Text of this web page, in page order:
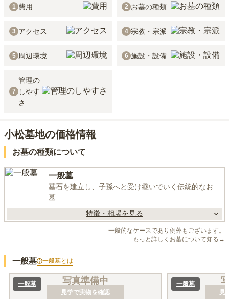
1 費用 2 お墓の種類
3 アクセス 4 宗教・宗派
5 周辺環境 6 施設・設備
7
管理の
しやす
さ
小松墓地の価格情報
お墓の種類について
一般墓
墓石を建立し、子孫へと受け継いでいく伝統的なお
墓
特徴・相場を見る
一般的なケースであり例外もございます。
もっと詳しくお墓について知る→
一般墓 一般墓とは
写真準備中
見学で実物を確認
一般墓
見
一般墓